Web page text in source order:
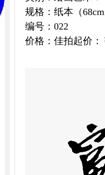
规格：纸本（
编号：022
价格：佳拍起价：